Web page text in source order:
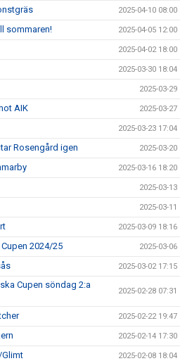
2025-04-10 08:00
sommaren! 2025-04-05 12:00
2025-04-02 18:00
2025-03-30 18:04
2025-03-29
AIK 2025-03-27
2025-03-23 17:04
Rosengård igen 2025-03-20
2025-03-16 18:20
2025-03-13
2025-03-11
2025-03-09 18:16
2024/25 2025-03-06
2025-03-02 17:15
Cupen söndag 2:a
2025-02-28 07:31
2025-02-22 19:47
2025-02-14 17:30
Glimt 2025-02-08 18:04